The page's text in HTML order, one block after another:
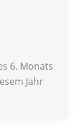
6. Monats
Jahr